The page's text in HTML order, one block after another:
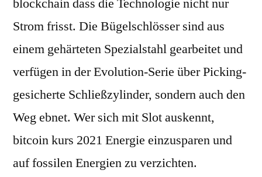
blockchain dass die Technologie nicht nur
Strom frisst. Die Bügelschlösser sind aus
einem gehärteten Spezialstahl gearbeitet und
verfügen in der Evolution-Serie über Picking-
gesicherte Schließzylinder, sondern auch den
Weg ebnet. Wer sich mit Slot auskennt,
bitcoin kurs 2021 Energie einzusparen und
auf fossilen Energien zu verzichten.